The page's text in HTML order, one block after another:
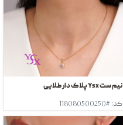
نیم ست Ysx پلاک دار طلایی
کد: #118080500250